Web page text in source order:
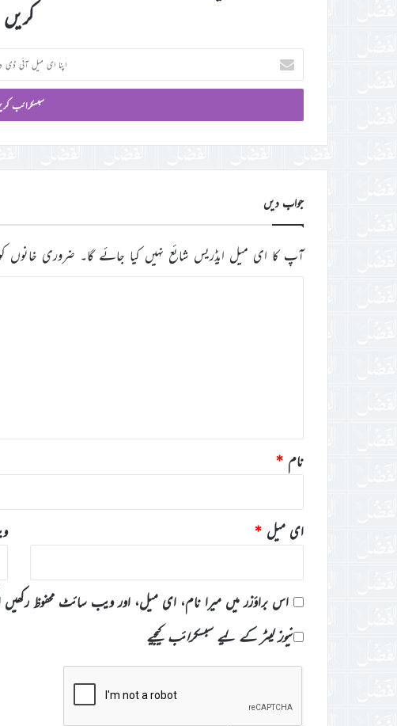
کریں
اپنا
ای
میل
ڈی
جواب دیں
آپ کا ای میل ایڈریس شائع نہیں کیا جائے گا۔ ضروری خانوں
نام *
ای میل *
اس براؤزر میں میرا نام، ای میل، اور ویب سائٹ محفوظ
نیوز لیٹر کے لیے سبسکرائب کیجیے